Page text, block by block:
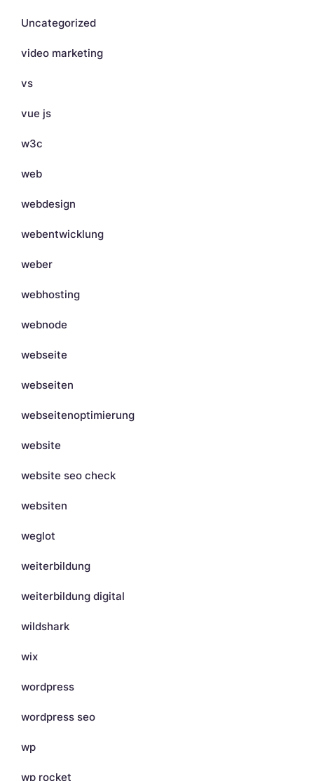
Uncategorized
video marketing
vs
vue js
w3c
web
webdesign
webentwicklung
weber
webhosting
webnode
webseite
webseiten
webseitenoptimierung
website
website seo check
websiten
weglot
weiterbildung
weiterbildung digital
wildshark
wix
wordpress
wordpress seo
wp
wp rocket